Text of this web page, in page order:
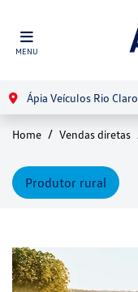
MENU
Ápia Veículos Rio Claro
Home Vendas diretas
Produtor rural